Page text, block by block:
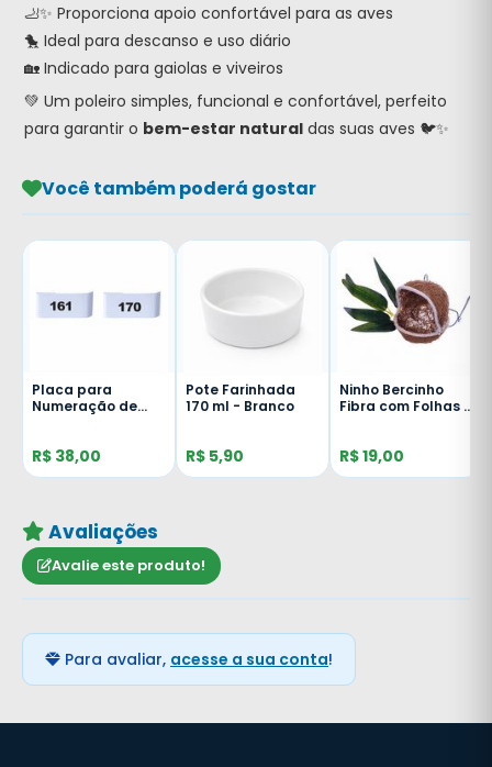
🦶✨ Proporciona apoio confortável para as aves
🐤 Ideal para descanso e uso diário
🏡 Indicado para gaiolas e viveiros
💚 Um poleiro simples, funcional e confortável, perfeito
para garantir o bem-estar natural das suas aves 🐦✨
Você também poderá gostar
Placa para
Numeração de
R$ 38,00
Pote Farinhada
170 ml - Branco
R$ 5,90
Ninho Bercinho
Fibra com Folhas -
R$ 19,00
Avaliações
Avalie este produto!
Para avaliar, acesse a sua conta!